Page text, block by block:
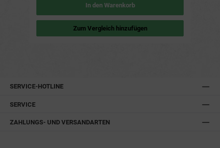
ermöglicht die Reinigung auch in hohen Ecken und Kanten.
Nachhaltig und wirtschaftlich: Abnehmbarer und
waschbarer Microfaserbezug für wiederholte Nutzung.
Platzsparend: Praktische Aufhängevorrichtung für die
einfache Aufbewahrung. Weitere Details Material Kopf:
In den Warenkorb
Zum Vergleich hinzufügen
SERVICE-HOTLINE
SERVICE
ZAHLUNGS- UND VERSANDARTEN